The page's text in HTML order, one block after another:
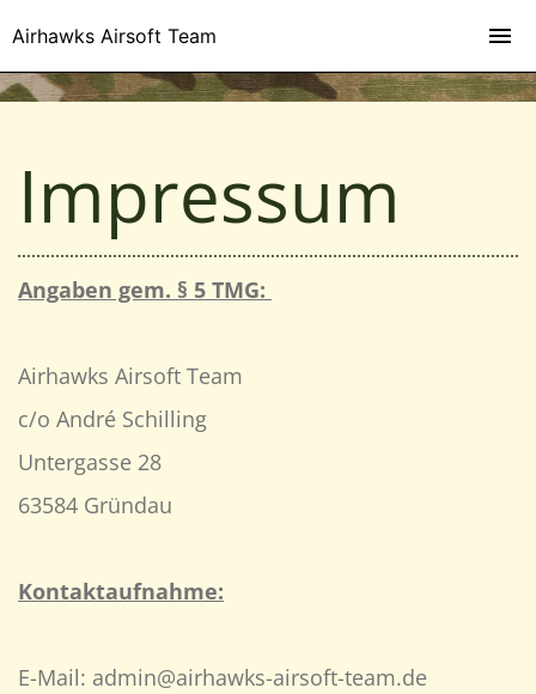
Impressum
Angaben gem. § 5 TMG:
Airhawks Airsoft Team
c/o André Schilling
Untergasse 28
63584 Gründau
Kontaktaufnahme:
E-Mail: admin@airhawks-airsoft-team.de
Airhawks Airsoft Team